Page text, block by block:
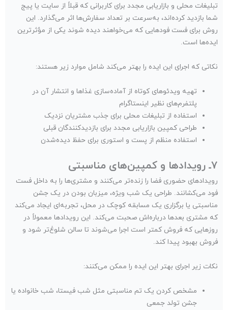
تبلیغات محلی و بازاریابی مجدد برای کاربرانی که قبلاً از سایت یا پیج
شما بازدید کرده‌اند، به‌سرعت بر تعداد سفارش‌ها اثر می‌گذارد. این
روش برای فست فودهایی که می‌خواهند دیده شوند یکی از مؤثرترین
ایده‌ها است.
نکاتی که اجرای این ایده را بهتر می‌کند شامل موارد زیر هستند:
تهیه ویدئوهای کوتاه از آماده‌سازی غذاها و انتشار آن‌ در
پلتفرم‌های نظیر اینستاگرام
استفاده از تبلیغات محلی برای جذب مشتریان نزدیک
طراحی کمپین بازاریابی مجدد برای بازدیدکنندگان قبلی
استفاده منظم از پست و استوری برای حفظ دیده‌شدن
۷ـ رویدادها و کمپین‌های مناسبتی
رویدادهای حضوری فضا را زنده‌تر می‌کنند و مشتری‌ها را به داخل فست
فود می‌کشانند. طراحی یک شب ویژه، میزبان بودن در یک جشن
مناسبتی یا برگزاری یک مسابقه کوچک در محل، تجربه‌ای ایجاد می‌کند
که مشتری بعدها درباره‌اش صحبت می‌کند. این رویدادها معمولاً در
روزهایی که فروش کمتر است اجرا می‌شوند تا سالن شلوغ‌تر شود و
فروش بهبود پیدا کند.
نکات زیر اجرای بهتر این ایده را ممکن می‌کنند:
مشخص کردن یک تم مناسبتی مثل شب فیستا، شب خانواده یا
جشن تولد جمعی